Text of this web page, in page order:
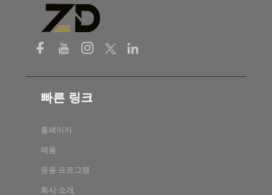
빠른 링크
홈페이지
제품
응용 프로그램
회사 소개